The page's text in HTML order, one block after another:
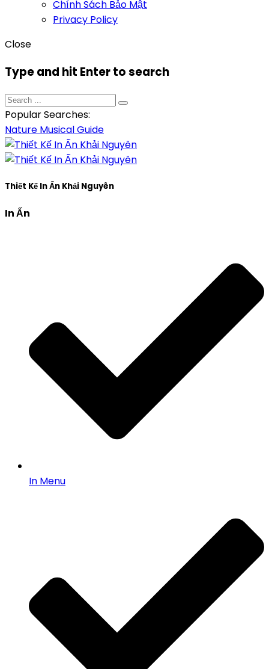
Chính Sách Bảo Mật
Privacy Policy
Close
Type and hit Enter to search
Popular Searches:
Nature MusicalGuide
Thiết Kế In Ấn Khải Nguyên
In Ấn
In Menu